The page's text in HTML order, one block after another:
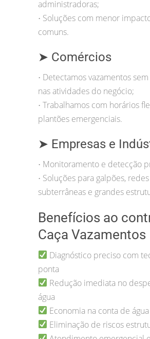
administradoras;
• Soluções com menor
comuns.
➤ Comércios
• Detectamos vazamentos
nas atividades do negócio;
• Trabalhamos com horários
plantões emergenciais.
➤ Empresas e
• Monitoramento e detecção
• Soluções para galpões, redes
subterrâneas e grandes
Benefícios ao
Caça Vazamentos
Diagnóstico preciso com
ponta
Redução imediata no
água
Economia na conta de água
Eliminação de riscos